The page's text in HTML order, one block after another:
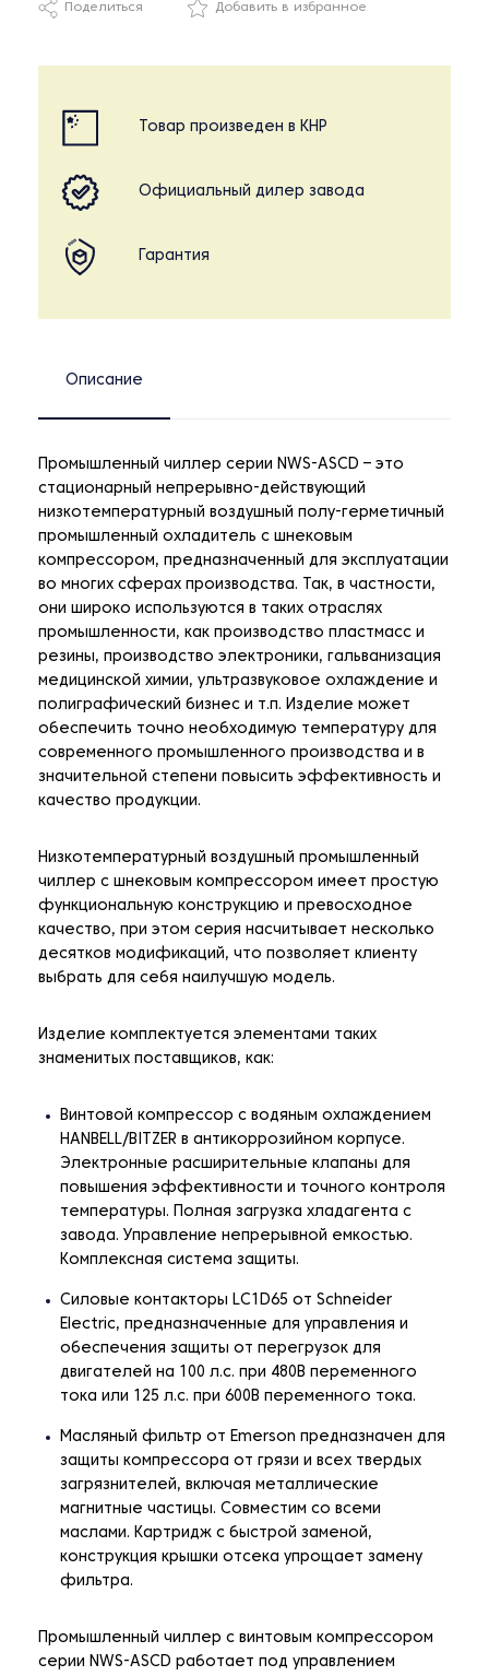
Поделиться Добавить в избранное
Товар произведен в КНР
Официальный дилер завода
Гарантия
Описание
Промышленный чиллер серии NWS-ASCD – это
стационарный непрерывно-действующий
низкотемпературный воздушный полу-герметичный
промышленный охладитель с шнековым
компрессором, предназначенный для эксплуатации
во многих сферах производства. Так, в частности,
они широко используются в таких отраслях
промышленности, как производство пластмасс и
резины, производство электроники, гальванизация
медицинской химии, ультразвуковое охлаждение и
полиграфический бизнес и т.п. Изделие может
обеспечить точно необходимую температуру для
современного промышленного производства и в
значительной степени повысить эффективность и
качество продукции.
Низкотемпературный воздушный промышленный
чиллер с шнековым компрессором имеет простую
функциональную конструкцию и превосходное
качество, при этом серия насчитывает несколько
десятков модификаций, что позволяет клиенту
выбрать для себя наилучшую модель.
Изделие комплектуется элементами таких
знаменитых поставщиков, как:
Винтовой компрессор с водяным охлаждением
HANBELL/BITZER в антикоррозийном корпусе.
Электронные расширительные клапаны для
повышения эффективности и точного контроля
температуры. Полная загрузка хладагента с
завода. Управление непрерывной емкостью.
Комплексная система защиты.
Силовые контакторы LC1D65 от Schneider
Electric, предназначенные для управления и
обеспечения защиты от перегрузок для
двигателей на 100 л.с. при 480В переменного
тока или 125 л.с. при 600В переменного тока.
Масляный фильтр от Emerson предназначен для
защиты компрессора от грязи и всех твердых
загрязнителей, включая металлические
магнитные частицы. Совместим со всеми
маслами. Картридж с быстрой заменой,
конструкция крышки отсека упрощает замену
фильтра.
Промышленный чиллер с винтовым компрессором
серии NWS-ASCD работает под управлением